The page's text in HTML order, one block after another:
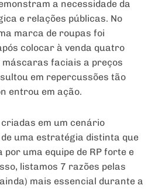
a necessidade da
e relações públicas. No
marca de roupas foi
colocar à venda quatro
máscaras faciais a preços
em repercussões tão
entrou em ação.
em um cenário
uma estratégia distinta que
por uma equipe de RP forte e
listamos 7 razões pelas
mais essencial durante a